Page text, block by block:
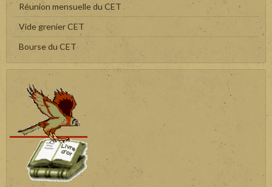
Réunion mensuelle du CET
Vide grenier CET
Bourse du CET